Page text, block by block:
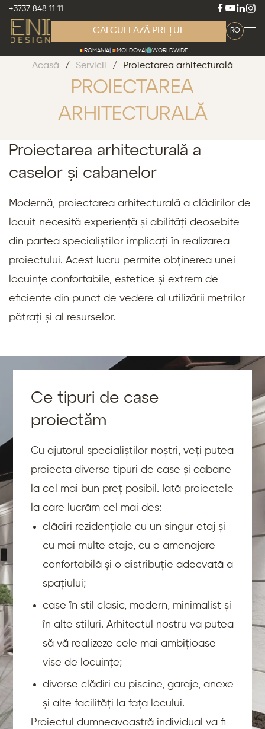
+3737 848 11 11
CALCULEAZĂ PREȚUL
ROMANIA| MOLDOVA| WORLDWIDE
RO
Acasă / Servicii / Proiectarea arhitecturală
PROIECTAREA
ARHITECTURALĂ
Proiectarea arhitecturală a
caselor și cabanelor
Modernă, proiectarea arhitecturală a clădirilor de
locuit necesită experiență și abilități deosebite
din partea specialiștilor implicați în realizarea
proiectului. Acest lucru permite obținerea unei
locuințe confortabile, estetice și extrem de
eficiente din punct de vedere al utilizării metrilor
pătrați și al resurselor.
Ce tipuri de case
proiectăm
Cu ajutorul specialiștilor noștri, veți putea
proiecta diverse tipuri de case și cabane
la cel mai bun preț posibil. Iată proiectele
la care lucrăm cel mai des:
clădiri rezidențiale cu un singur etaj și
cu mai multe etaje, cu o amenajare
confortabilă și o distribuție adecvată a
spațiului;
case în stil clasic, modern, minimalist și
în alte stiluri. Arhitectul nostru va putea
să vă realizeze cele mai ambițioase
vise de locuințe;
diverse clădiri cu piscine, garaje, anexe
și alte facilități la fața locului.
Proiectul dumneavoastră individual va fi